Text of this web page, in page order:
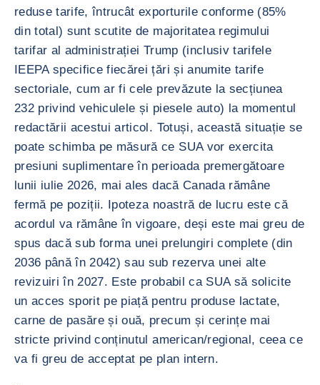
reduse tarife, întrucât exporturile conforme (85%
din total) sunt scutite de majoritatea regimului
tarifar al administrației Trump (inclusiv tarifele
IEEPA specifice fiecărei țări și anumite tarife
sectoriale, cum ar fi cele prevăzute la secțiunea
232 privind vehiculele și piesele auto) la momentul
redactării acestui articol. Totuși, această situație se
poate schimba pe măsură ce SUA vor exercita
presiuni suplimentare în perioada premergătoare
lunii iulie 2026, mai ales dacă Canada rămâne
fermă pe poziții. Ipoteza noastră de lucru este că
acordul va rămâne în vigoare, deși este mai greu de
spus dacă sub forma unei prelungiri complete (din
2036 până în 2042) sau sub rezerva unei alte
revizuiri în 2027. Este probabil ca SUA să solicite
un acces sporit pe piață pentru produse lactate,
carne de pasăre și ouă, precum și cerințe mai
stricte privind conținutul american/regional, ceea ce
va fi greu de acceptat pe plan intern.